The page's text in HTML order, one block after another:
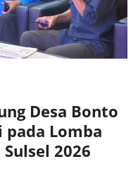
Desa Bonto
pada Lomba
2026